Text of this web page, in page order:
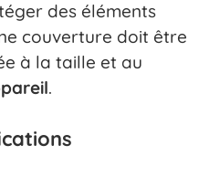
des éléments
couverture doit être
à la taille et au
.